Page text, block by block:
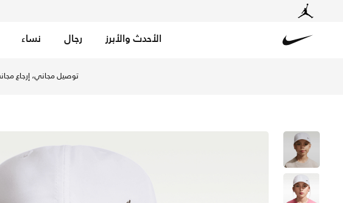
الأحدث والأبرز رجال نساء
توصيل مجاني، إرجاع